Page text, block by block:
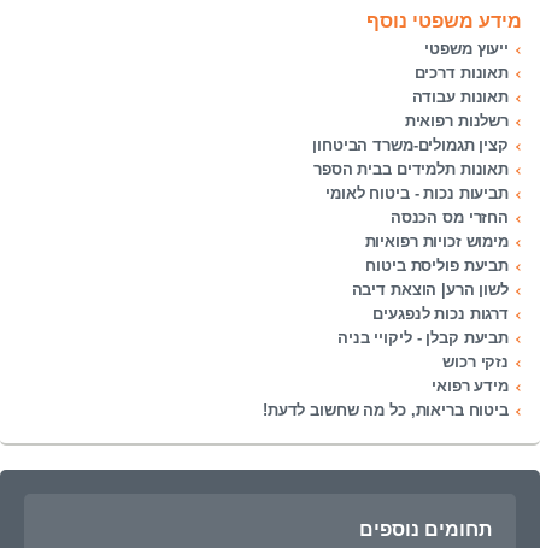
מידע משפטי נוסף
ייעוץ משפטי
תאונות דרכים
תאונות עבודה
רשלנות רפואית
קצין תגמולים-משרד הביטחון
תאונות תלמידים בבית הספר
תביעות נכות - ביטוח לאומי
החזרי מס הכנסה
מימוש זכויות רפואיות
תביעת פוליסת ביטוח
לשון הרע| הוצאת דיבה
דרגות נכות לנפגעים
תביעת קבלן - ליקויי בניה
נזקי רכוש
מידע רפואי
ביטוח בריאות, כל מה שחשוב לדעת!
תחומים נוספים